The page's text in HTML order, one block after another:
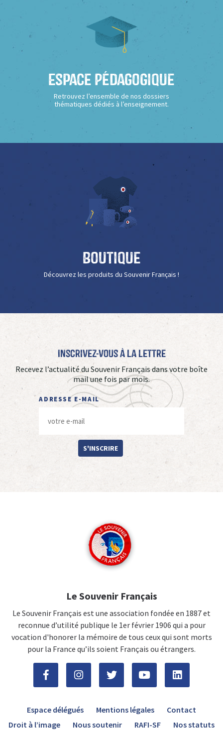
Espace Pédagogique
Retrouvez l’ensemble de nos dossiers
thématiques dédiés à l’enseignement.
Boutique
Découvrez les produits du Souvenir Français !
Inscrivez-vous à La Lettre
Recevez l’actualité du Souvenir Français dans votre boîte
mail une fois par mois.
ADRESSE E-MAIL
S'INSCRIRE
Le Souvenir Français
Le Souvenir Français est une association fondée en 1887 et
reconnue d’utilité publique le 1er février 1906 qui a pour
vocation d'honorer la mémoire de tous ceux qui sont morts
pour la France qu’ils soient Français ou étrangers.
Espace délégués Mentions légales
Contact
Droit à l’image
Nous soutenir RAFI-SF Nos statuts